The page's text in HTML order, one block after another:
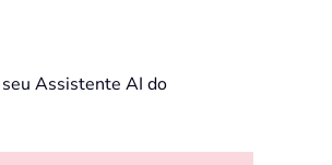
seu Assistente AI do